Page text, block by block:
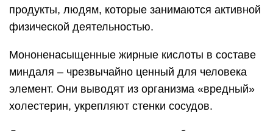
продукты, людям, которые занимаются активной
физической деятельностью.
Мононенасыщенные жирные кислоты в составе
миндаля – чрезвычайно ценный для человека
элемент. Они выводят из организма «вредный»
холестерин, укрепляют стенки сосудов.